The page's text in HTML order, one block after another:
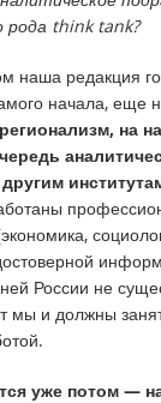
рода think tank?
наша редакция
начала, еще
на
России не
мы и должны
уже потом —